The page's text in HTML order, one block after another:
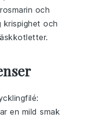
rosmarin och
krispighet och
.
:
en mild smak